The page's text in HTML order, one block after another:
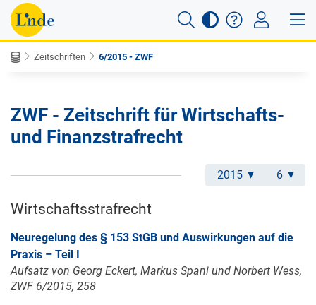
Zeitschriften 6/2015 - ZWF
ZWF - Zeitschrift für Wirtschafts-
und Finanzstrafrecht
2015 6
Wirtschaftsstrafrecht
Neuregelung des § 153 StGB und Auswirkungen auf die
Praxis – Teil I
Aufsatz von Georg Eckert, Markus Spani und Norbert Wess,
ZWF 6/2015, 258